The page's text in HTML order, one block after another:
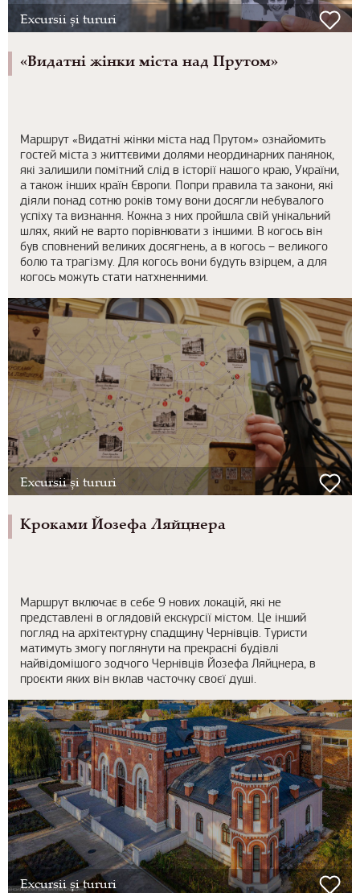
Excursii și tururi
«Видатні жінки міста над Прутом»
Маршрут «Видатні жінки міста над Прутом» ознайомить
гостей міста з життєвими долями неординарних панянок,
які залишили помітний слід в історії нашого краю, України,
а також інших країн Європи. Попри правила та закони, які
діяли понад сотню років тому вони досягли небувалого
успіху та визнання. Кожна з них пройшла свій унікальний
шлях, який не варто порівнювати з іншими. В когось він
був сповнений великих досягнень, а в когось – великого
болю та трагізму. Для когось вони будуть взірцем, а для
когось можуть стати натхненними.
Excursii și tururi
Кроками Йозефа Ляйцнера
Маршрут включає в себе 9 нових локацій, які не
представлені в оглядовій екскурсії містом. Це інший
погляд на архітектурну спадщину Чернівців. Туристи
матимуть змогу поглянути на прекрасні будівлі
найвідомішого зодчого Чернівців Йозефа Ляйцнера, в
проєкти яких він вклав часточку своєї душі.
Excursii și tururi